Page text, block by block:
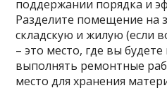
поддержании порядка и
Разделите помещение на
складскую и жилую (если
– это место, где вы
выполнять ремонтные
место для хранения